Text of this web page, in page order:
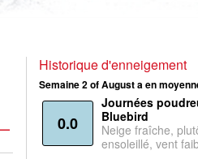
Historique d'enneigement
Semaine 2 of August a en
0.0
Journées
Bluebird
Neige fraîche,
ensoleillé, vent